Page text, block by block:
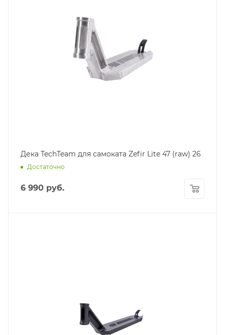
Дека TechTeam для самоката Zefir Lite 47 (raw) 26
Достаточно
6 990 руб.